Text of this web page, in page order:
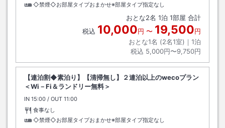
◇禁煙◇お部屋タイプおまかせ※部屋タイプ指定なし
おとな2名 1泊 1部屋 合計
税込 10,000円 〜 19,500円
おとな1名 (2名1室)｜ 1泊
税込 5,000円〜9,750円
【連泊割◆素泊り】【清掃無し】２連泊以上のwecoプラン
＜Wi－Fi＆ランドリー無料＞
IN チェックイン
15:00 / OUT チェックアウト
11:00
食事なし
◇禁煙◇お部屋タイプおまかせ※部屋タイプ指定なし